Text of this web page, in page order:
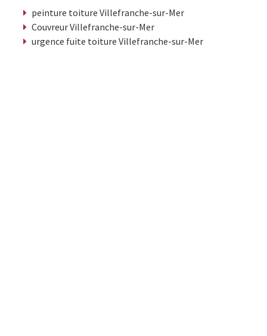
peinture toiture Villefranche-sur-Mer
Couvreur Villefranche-sur-Mer
urgence fuite toiture Villefranche-sur-Mer